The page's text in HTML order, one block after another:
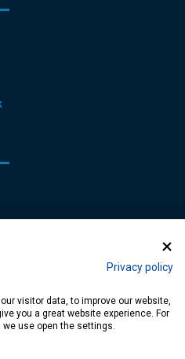
Privacy policy
visitor data, to improve our website,
you a great website experience. For
use open the settings.